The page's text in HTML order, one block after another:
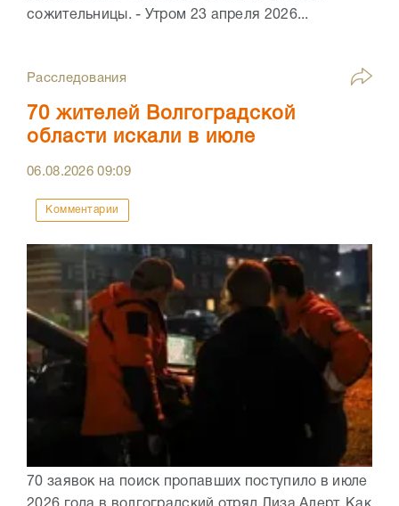
сожительницы. - Утром 23 апреля 2026...
Расследования
70 жителей Волгоградской
области искали в июле
06.08.202609:09
Комментарии
70 заявок на поиск пропавших поступило в июле